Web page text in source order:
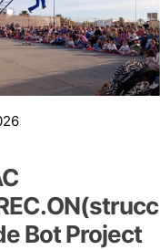
Bot Project